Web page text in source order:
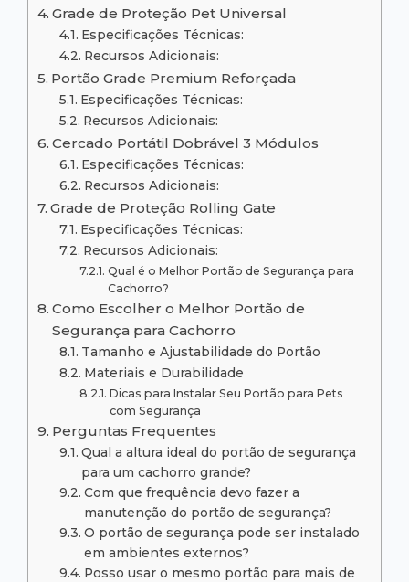
Grade de Proteção Pet Universal
Especificações Técnicas:
Recursos Adicionais:
Portão Grade Premium Reforçada
Especificações Técnicas:
Recursos Adicionais:
Cercado Portátil Dobrável 3 Módulos
Especificações Técnicas:
Recursos Adicionais:
Grade de Proteção Rolling Gate
Especificações Técnicas:
Recursos Adicionais:
Qual é o Melhor Portão de Segurança para
Cachorro?
Como Escolher o Melhor Portão de
Segurança para Cachorro
Tamanho e Ajustabilidade do Portão
Materiais e Durabilidade
Dicas para Instalar Seu Portão para Pets
com Segurança
Perguntas Frequentes
Qual a altura ideal do portão de segurança
para um cachorro grande?
Com que frequência devo fazer a
manutenção do portão de segurança?
O portão de segurança pode ser instalado
em ambientes externos?
Posso usar o mesmo portão para mais de